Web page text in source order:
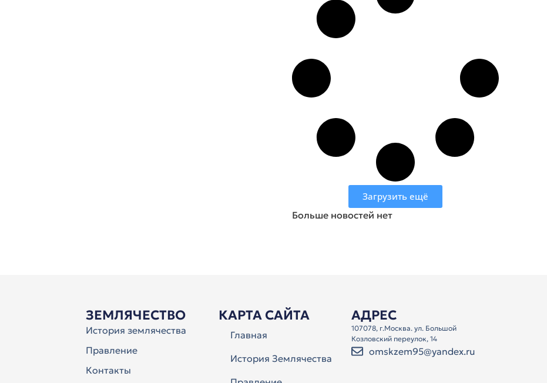
Загрузить ещё
Больше новостей нет
ЗЕМЛЯЧЕСТВО
История землячества
Правление
Контакты
КАРТА САЙТА
Главная
История Землячества
АДРЕС
107078, г.Москва. ул. Большой
Козловский переулок, 14
omskzem95@yandex.ru